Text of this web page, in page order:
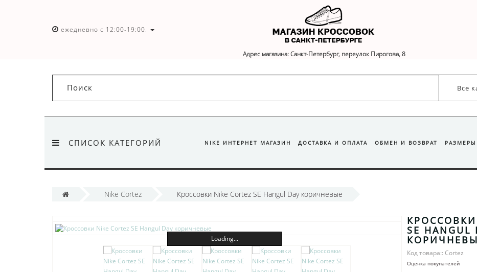
ежедневно с 12:00-19:00.
Адрес магазина: Санкт-Петербург, переулок Пирогова, 8
Все
СПИСОК КАТЕГОРИЙ NIKE ИНТЕРНЕТ МАГАЗИН ДОСТАВКА И ОПЛАТА ОБМЕН И ВОЗВРАТ РАЗМЕРЫ
Nike Cortez Кроссовки Nike Cortez SE Hangul Day коричневые
Loading...
КРОССОВКИ
SE HANGUL
Код товара:: Cortez
Оценка покупателей